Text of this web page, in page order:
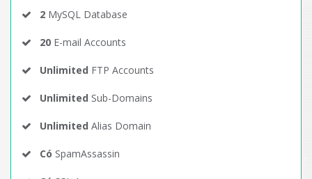
2 MySQL Database
20 E-mail Accounts
Unlimited FTP Accounts
Unlimited Sub-Domains
Unlimited Alias Domain
Có SpamAssassin